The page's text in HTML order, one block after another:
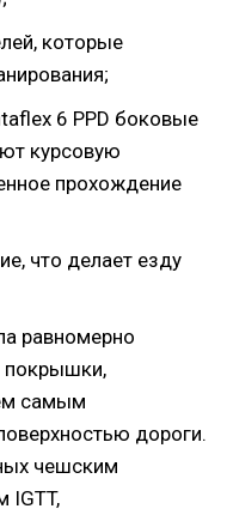
которые
6 PPD боковые
курсовую
прохождение
что делает езду
равномерно
покрышки,
самым
дороги.
чешским
IGTT,